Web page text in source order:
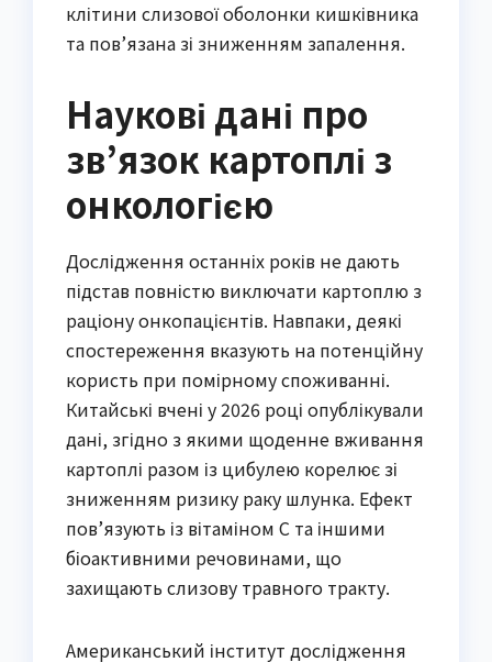
клітини слизової оболонки кишківника
та пов’язана зі зниженням запалення.
Наукові дані про
зв’язок картоплі з
онкологією
Дослідження останніх років не дають
підстав повністю виключати картоплю з
раціону онкопацієнтів. Навпаки, деякі
спостереження вказують на потенційну
користь при помірному споживанні.
Китайські вчені у 2026 році опублікували
дані, згідно з якими щоденне вживання
картоплі разом із цибулею корелює зі
зниженням ризику раку шлунка. Ефект
пов’язують із вітаміном С та іншими
біоактивними речовинами, що
захищають слизову травного тракту.
Американський інститут дослідження